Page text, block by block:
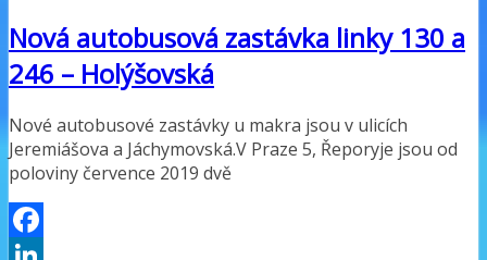
Nová autobusová zastávka linky 130 a
246 – Holýšovská
Nové autobusové zastávky u makra jsou v ulicích
Jeremiášova a Jáchymovská.V Praze 5, Řeporyje jsou od
poloviny července 2019 dvě
Facebook